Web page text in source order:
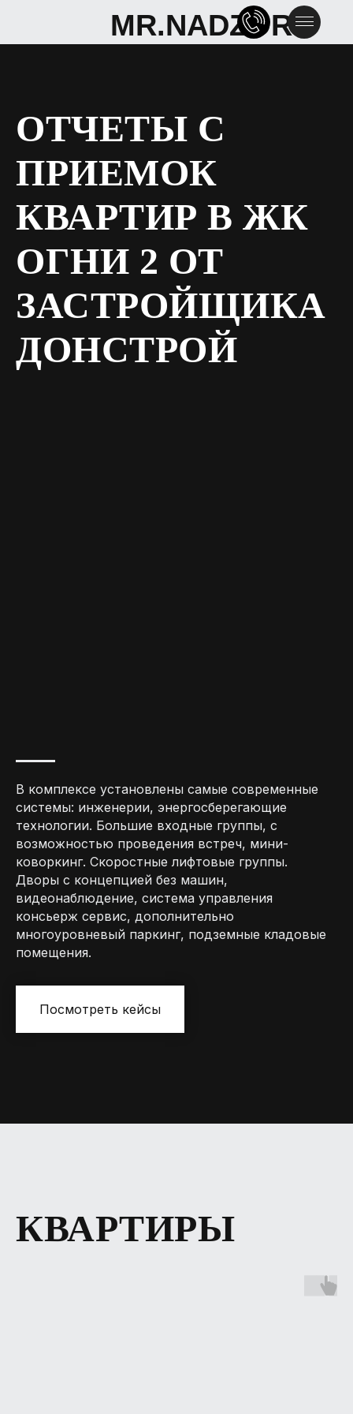
MR.NADZOR
MR.NADZOR
ОТЧЕТЫ С
ПРИЕМОК
КВАРТИР В ЖК
ОГНИ 2 ОТ
ЗАСТРОЙЩИКА
ДОНСТРОЙ
В комплексе установлены самые современные
системы: инженерии, энергосберегающие
технологии. Большие входные группы, с
возможностью проведения встреч, мини-
коворкинг. Скоростные лифтовые группы.
Дворы с концепцией без машин,
видеонаблюдение, система управления
консьерж сервис, дополнительно
многоуровневый паркинг, подземные кладовые
помещения.
Посмотреть кейсы
КВАРТИРЫ